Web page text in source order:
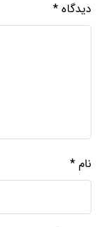
دیدگاه*
نام*